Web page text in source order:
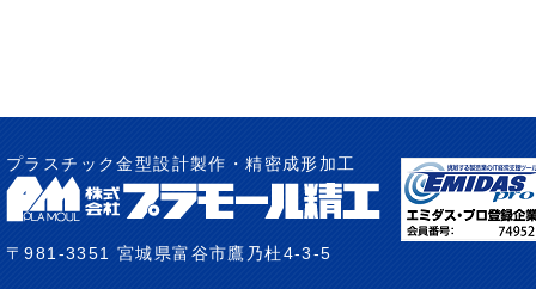
プラスチック金型設計製作・精密成形加工
〒981-3351 宮城県富谷市鷹乃杜4-3-5